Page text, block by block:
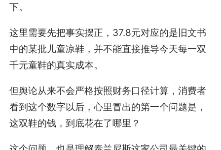
下。
这里需要先把事实摆正，37.8元对应的是旧文书
中的某批儿童凉鞋，并不能直接推导今天每一双
千元童鞋的真实成本。
但舆论从来不会严格按照财务口径计算，消费者
看到这个数字以后，心里冒出的第一个问题是，
这双鞋的钱，到底花在了哪里？